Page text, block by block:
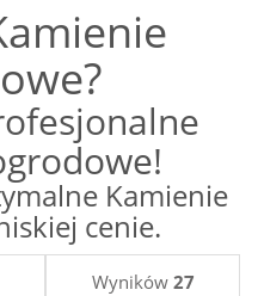
Kamienie
cenie.
Wyników 27